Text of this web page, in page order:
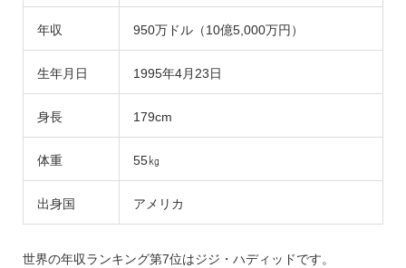
年収 950万ドル（10億5,000万円）
生年月日 1995年4月23日
身長 179cm
体重 55㎏
出身国 アメリカ
世界の年収ランキング第7位はジジ・ハディッドです。